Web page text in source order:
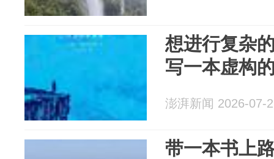
想进行复杂
写一本虚构
澎湃新闻 2026-07-
带一本书上